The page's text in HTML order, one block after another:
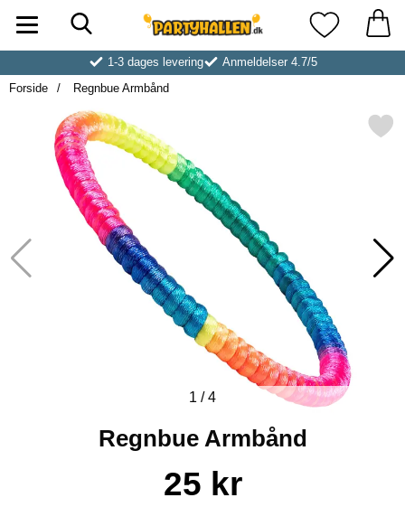
Startside for Partyhallen AB Mine
1-3 dages levering
Anmeldelser 4.7/5
Forside
Regnbue Armbånd
Markér regnbue
1 /4
Regnbue Armbånd
Køb dette produkt Regnbue Armbånd
pris
25 kr